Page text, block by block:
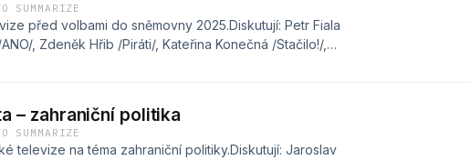
SUMMARIZE
před volbami do sněmovny 2025.Diskutují: Petr Fiala
, Zdeněk Hřib /Piráti/, Kateřina Konečná /Stačilo!/,
– zahraniční politika
SUMMARIZE
televize na téma zahraniční politiky.Diskutují: Jaroslav